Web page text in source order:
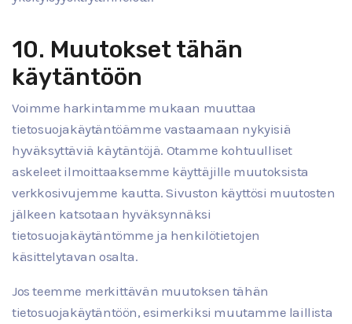
10. Muutokset tähän
käytäntöön
Voimme harkintamme mukaan muuttaa
tietosuojakäytäntöämme vastaamaan nykyisiä
hyväksyttäviä käytäntöjä. Otamme kohtuulliset
askeleet ilmoittaaksemme käyttäjille muutoksista
verkkosivujemme kautta. Sivuston käyttösi muutosten
jälkeen katsotaan hyväksynnäksi
tietosuojakäytäntömme ja henkilötietojen
käsittelytavan osalta.
Jos teemme merkittävän muutoksen tähän
tietosuojakäytäntöön, esimerkiksi muutamme laillista